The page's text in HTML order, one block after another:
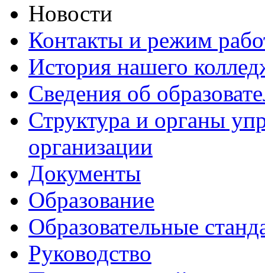
Новости
Контакты и режим
История нашего
Сведения об
Структура и органы
организации
Документы
Образование
Образовательные
Руководство